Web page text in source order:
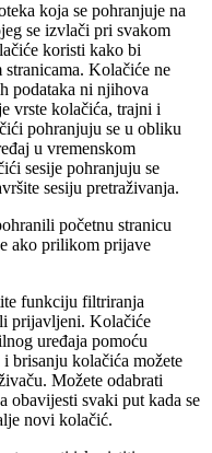
koja se pohranjuje na
se izvlači pri svakom
koristi kako bi
Kolačiće ne
podataka ni njihova
vrste kolačića, trajni i
pohranjuju se u obliku
u vremenskom
sesije pohranjuju se
sesiju pretraživanja.
početnu stranicu
ako prilikom prijave
funkciju filtriranja
prijavljeni. Kolačiće
uređaja pomoću
brisanju kolačića možete
Možete odabrati
svaki put kada se
novi kolačić.